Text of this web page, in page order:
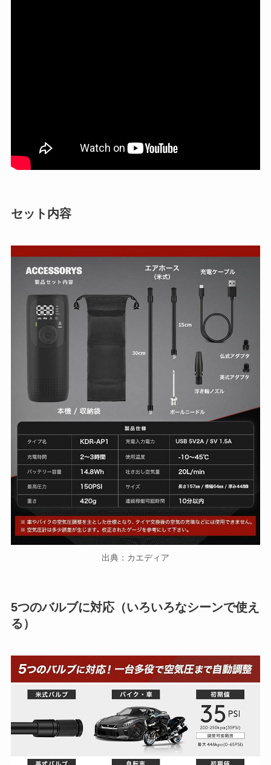
セット内容
出典：カエディア
5つのバルブに対応（いろいろなシーンで使え
る）